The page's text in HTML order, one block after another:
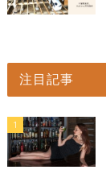
注目記事
1